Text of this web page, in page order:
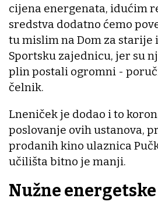
cijena energenata, idućim
sredstva dodatno ćemo
tu mislim na Dom za starije
Sportsku zajednicu, jer su
plin postali ogromni -
čelnik.
Lneniček je dodao i to
poslovanje ovih ustanova,
prodanih kino ulaznica
učilišta bitno je manji.
Nužne